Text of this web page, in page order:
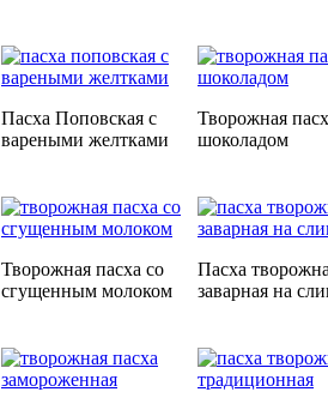
Пасха Поповская с
вареными желтками
Творожная
шоколадом
Творожная пасха со
сгущенным молоком
Пасха
заварная на